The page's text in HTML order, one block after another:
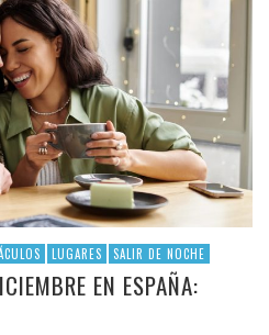
LUGARES SALIR DE NOCHE
EN ESPAÑA: